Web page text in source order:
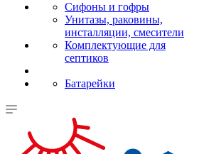
Сифоны и гофры
Унитазы, раковины,
инсталляции, смесители
Комплектующие для
септиков
Батарейки